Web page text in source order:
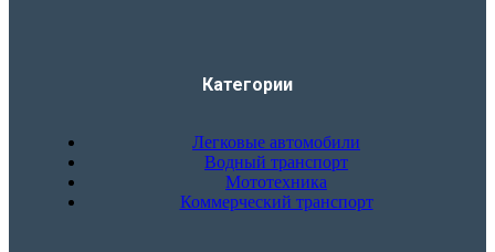
Категории
Легковые автомобили
Водный транспорт
Мототехника
Коммерческий транспорт